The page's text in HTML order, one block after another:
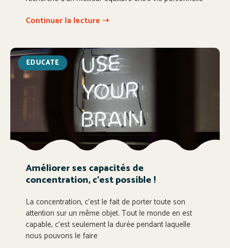
Continuer la lecture ➝
EDUCATE
Améliorer ses capacités de
concentration, c’est possible !
La concentration, c’est le fait de porter toute son
attention sur un même objet. Tout le monde en est
capable, c’est seulement la durée pendant laquelle
nous pouvons le faire